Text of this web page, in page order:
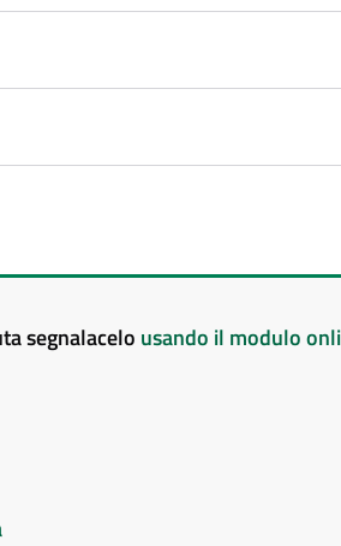
segnalacelo usando il modulo